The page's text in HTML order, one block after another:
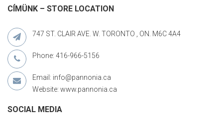
CÍMÜNK – STORE LOCATION
747 ST. CLAIR AVE. W. TORONTO , ON. M6C 4A4
Phone: 416-966-5156
Email: info@pannonia.ca
Website: www.pannonia.ca
SOCIAL MEDIA